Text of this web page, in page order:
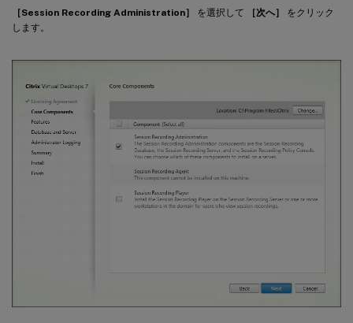
［Session Recording Administration］ を選択して ［次へ］
をクリック
します。